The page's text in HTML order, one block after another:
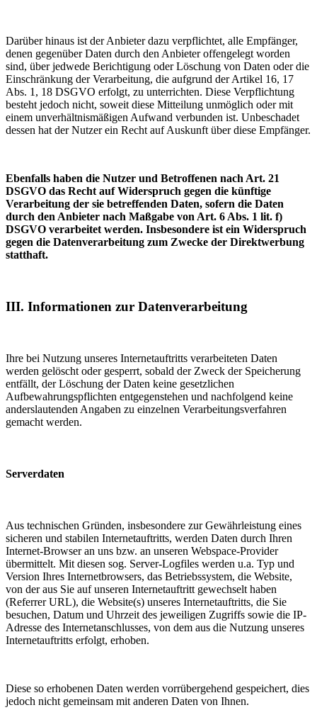
Darüber hinaus ist der Anbieter dazu verpflichtet, alle Empfänger,
denen gegenüber Daten durch den Anbieter offengelegt worden
sind, über jedwede Berichtigung oder Löschung von Daten oder die
Einschränkung der Verarbeitung, die aufgrund der Artikel 16, 17
Abs. 1, 18 DSGVO erfolgt, zu unterrichten. Diese Verpflichtung
besteht jedoch nicht, soweit diese Mitteilung unmöglich oder mit
einem unverhältnismäßigen Aufwand verbunden ist. Unbeschadet
dessen hat der Nutzer ein Recht auf Auskunft über diese Empfänger.
Ebenfalls haben die Nutzer und Betroffenen nach Art. 21
DSGVO das Recht auf Widerspruch gegen die künftige
Verarbeitung der sie betreffenden Daten, sofern die Daten
durch den Anbieter nach Maßgabe von Art. 6 Abs. 1 lit. f)
DSGVO verarbeitet werden. Insbesondere ist ein Widerspruch
gegen die Datenverarbeitung zum Zwecke der Direktwerbung
statthaft.
III. Informationen zur Datenverarbeitung
Ihre bei Nutzung unseres Internetauftritts verarbeiteten Daten
werden gelöscht oder gesperrt, sobald der Zweck der Speicherung
entfällt, der Löschung der Daten keine gesetzlichen
Aufbewahrungspflichten entgegenstehen und nachfolgend keine
anderslautenden Angaben zu einzelnen Verarbeitungsverfahren
gemacht werden.
Serverdaten
Aus technischen Gründen, insbesondere zur Gewährleistung eines
sicheren und stabilen Internetauftritts, werden Daten durch Ihren
Internet-Browser an uns bzw. an unseren Webspace-Provider
übermittelt. Mit diesen sog. Server-Logfiles werden u.a. Typ und
Version Ihres Internetbrowsers, das Betriebssystem, die Website,
von der aus Sie auf unseren Internetauftritt gewechselt haben
(Referrer URL), die Website(s) unseres Internetauftritts, die Sie
besuchen, Datum und Uhrzeit des jeweiligen Zugriffs sowie die IP-
Adresse des Internetanschlusses, von dem aus die Nutzung unseres
Internetauftritts erfolgt, erhoben.
Diese so erhobenen Daten werden vorrübergehend gespeichert, dies
jedoch nicht gemeinsam mit anderen Daten von Ihnen.